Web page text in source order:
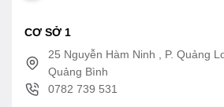
CƠ SỞ 1
25 Nguyễn Hàm Ninh , P. Quảng
Quảng Bình
0782 739 531